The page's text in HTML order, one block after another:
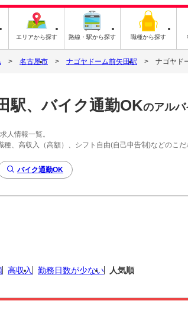
エリアから探す 路線・駅から探す 職種から探す
名古屋市 ナゴヤドーム前矢田駅 ナゴヤド
駅、バイク通勤OKのアル
人情報一覧。
、高収入（高額）、シフト自由(自己申告制)などのこ
バイク通勤OK
高収入 勤務日数が少ない 人気順